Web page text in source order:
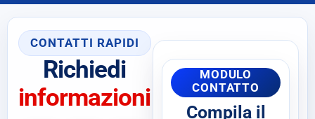
CONTATTI RAPIDI
Richiedi
informazioni
MODULO
CONTATTO
Compila il